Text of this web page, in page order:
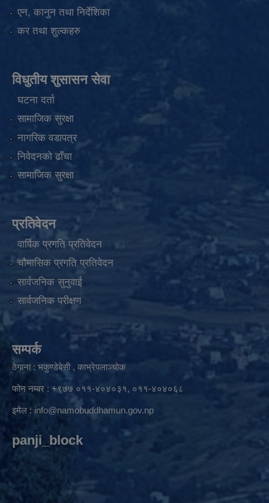
एन, कानुन तथा निर्देशिका
कर तथा शुल्कहरु
विधुतीय शुसासन सेवा
घटना दर्ता
सामाजिक सुरक्षा
नागरिक वडापत्र
निवेदनको ढाँचा
सामाजिक सुरक्षा
प्रतिवेदन
वार्षिक प्रगति प्रतिवेदन
चौमासिक प्रगति प्रतिवेदन
सार्वजनिक सुनुवाई
सार्वजनिक परीक्षण
सम्पर्क
ठेगाना : भकुण्डेबेसी , काभ्रेपलाञ्चोक
फोन नम्बर : +९७७ ०११-४०४०३१, ०११-४०४०६८
इमेल : info@namobuddhamun.gov.np
panji_block